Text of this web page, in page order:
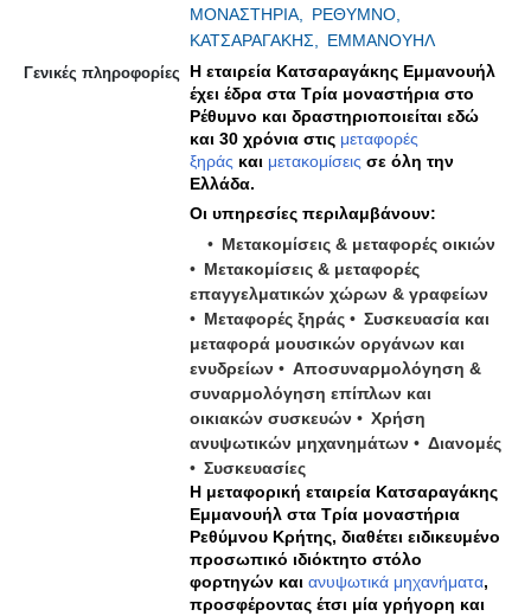
ΜΟΝΑΣΤΗΡΙΑ,
ΡΕΘΥΜΝΟ,
ΚΑΤΣΑΡΑΓΑΚΗΣ,
ΕΜΜΑΝΟΥΗΛ
Γενικές πληροφορίες
Η εταιρεία Κατσαραγάκης Εμμανουήλ
έχει έδρα στα Τρία μοναστήρια στο
Ρέθυμνο και δραστηριοποιείται εδώ
και 30 χρόνια στις μεταφορές
ξηράς και μετακομίσεις σε όλη την
Ελλάδα.
Οι υπηρεσίες περιλαμβάνουν:
Μετακομίσεις & μεταφορές οικιών
Μετακομίσεις & μεταφορές
επαγγελματικών χώρων & γραφείων
Μεταφορές ξηράς
Συσκευασία και
μεταφορά μουσικών οργάνων και
ενυδρείων
Αποσυναρμολόγηση &
συναρμολόγηση επίπλων και
οικιακών συσκευών
Χρήση
ανυψωτικών μηχανημάτων
Διανομές
Συσκευασίες
Η μεταφορική εταιρεία Κατσαραγάκης
Εμμανουήλ στα Τρία μοναστήρια
Ρεθύμνου Κρήτης, διαθέτει ειδικευμένο
προσωπικό ιδιόκτητο στόλο
φορτηγών και ανυψωτικά μηχανήματα,
προσφέροντας έτσι μία γρήγορη και